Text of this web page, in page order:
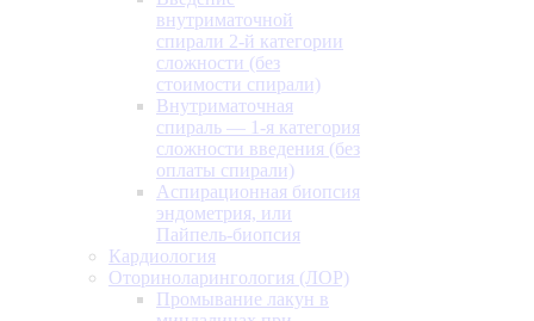
внутриматочной
спирали 2-й категории
сложности (без
стоимости спирали)
Внутриматочная
спираль — 1-я категория
сложности введения (без
оплаты спирали)
Аспирационная биопсия
эндометрия, или
Пайпель-биопсия
Кардиология
Оториноларингология (ЛОР)
Промывание лакун в